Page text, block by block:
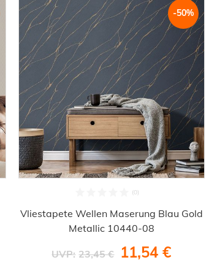
-50%
Vliestapete Wellen Maserung Blau Gold
Metallic 10440-08
UVP: 23,45 € 11,54 €